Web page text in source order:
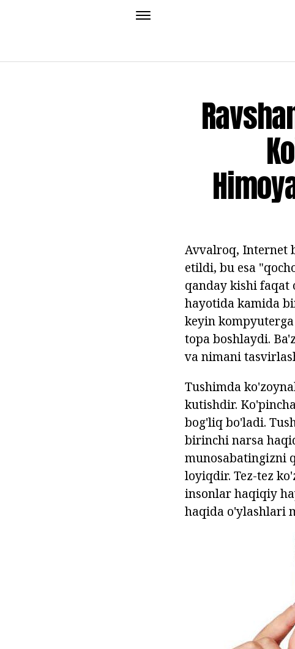
Avvalroq, Internet
etildi, bu esa
qanday kishi
hayotida kamida
keyin
topa boshlaydi.
va nimani
Tushimda
kutishdir.
bog'liq bo'ladi.
birinchi narsa
munosabatingizni
loyiqdir. Tez-tez
insonlar haqiqiy
haqida o'ylashlari